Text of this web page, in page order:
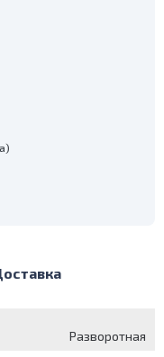
Разворотная